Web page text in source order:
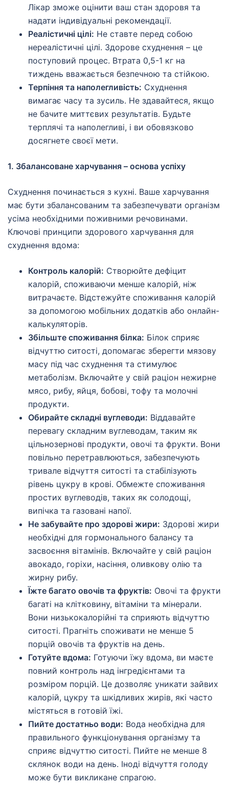
Лікар зможе оцінити ваш стан здоровя та
надати індивідуальні рекомендації.
Реалістичні цілі: Не ставте перед собою
нереалістичні цілі. Здорове схуднення – це
поступовий процес. Втрата 0,5-1 кг на
тиждень вважається безпечною та стійкою.
Терпіння та наполегливість: Схуднення
вимагає часу та зусиль. Не здавайтеся, якщо
не бачите миттєвих результатів. Будьте
терплячі та наполегливі, і ви обовязково
досягнете своєї мети.
1. Збалансоване харчування – основа успіху
Схуднення починається з кухні. Ваше харчування
має бути збалансованим та забезпечувати організм
усіма необхідними поживними речовинами.
Ключові принципи здорового харчування для
схуднення вдома:
Контроль калорій: Створюйте дефіцит
калорій, споживаючи менше калорій, ніж
витрачаєте. Відстежуйте споживання калорій
за допомогою мобільних додатків або онлайн-
калькуляторів.
Збільште споживання білка: Білок сприяє
відчуттю ситості, допомагає зберегти мязову
масу під час схуднення та стимулює
метаболізм. Включайте у свій раціон нежирне
мясо, рибу, яйця, бобові, тофу та молочні
продукти.
Обирайте складні вуглеводи: Віддавайте
перевагу складним вуглеводам, таким як
цільнозернові продукти, овочі та фрукти. Вони
повільно перетравлюються, забезпечують
тривале відчуття ситості та стабілізують
рівень цукру в крові. Обмежте споживання
простих вуглеводів, таких як солодощі,
випічка та газовані напої.
Не забувайте про здорові жири: Здорові жири
необхідні для гормонального балансу та
засвоєння вітамінів. Включайте у свій раціон
авокадо, горіхи, насіння, оливкову олію та
жирну рибу.
Їжте багато овочів та фруктів: Овочі та фрукти
багаті на клітковину, вітаміни та мінерали.
Вони низькокалорійні та сприяють відчуттю
ситості. Прагніть споживати не менше 5
порцій овочів та фруктів на день.
Готуйте вдома: Готуючи їжу вдома, ви маєте
повний контроль над інгредієнтами та
розміром порцій. Це дозволяє уникати зайвих
калорій, цукру та шкідливих жирів, які часто
містяться в готовій їжі.
Пийте достатньо води: Вода необхідна для
правильного функціонування організму та
сприяє відчуттю ситості. Пийте не менше 8
склянок води на день. Іноді відчуття голоду
може бути викликане спрагою.